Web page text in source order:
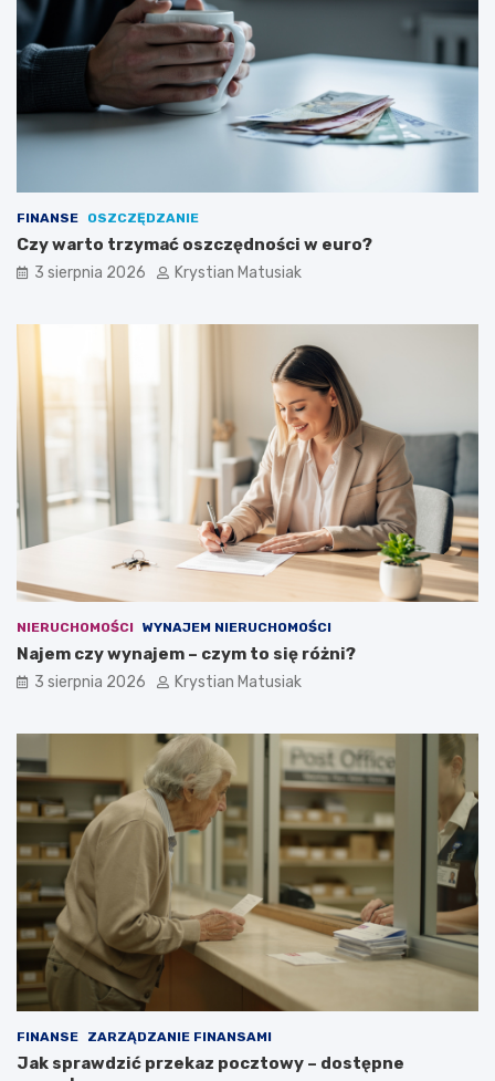
FINANSE OSZCZĘDZANIE
Czy warto trzymać oszczędności w euro?
3 sierpnia 2026 Krystian Matusiak
NIERUCHOMOŚCI WYNAJEM NIERUCHOMOŚCI
Najem czy wynajem – czym to się różni?
3 sierpnia 2026 Krystian Matusiak
FINANSE ZARZĄDZANIE FINANSAMI
Jak sprawdzić przekaz pocztowy – dostępne